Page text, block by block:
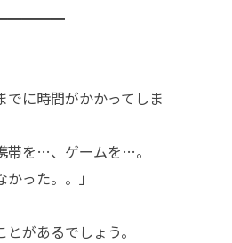
でに時間がかかってしま
帯を…、ゲームを…。
った。。」
があるでしょう。